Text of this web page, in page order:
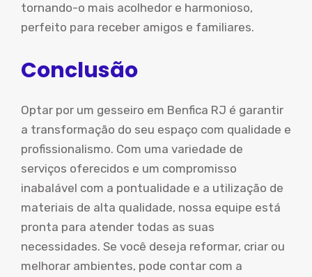
tornando-o mais acolhedor e harmonioso,
perfeito para receber amigos e familiares.
Conclusão
Optar por um gesseiro em Benfica RJ é garantir
a transformação do seu espaço com qualidade e
profissionalismo. Com uma variedade de
serviços oferecidos e um compromisso
inabalável com a pontualidade e a utilização de
materiais de alta qualidade, nossa equipe está
pronta para atender todas as suas
necessidades. Se você deseja reformar, criar ou
melhorar ambientes, pode contar com a